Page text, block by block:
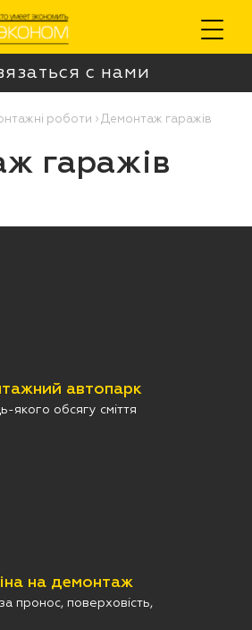
с нами
роботи › Демонтаж гаражів
гаражів
автопарк
якого обсягу сміття
на демонтаж
пронос, поверховість,